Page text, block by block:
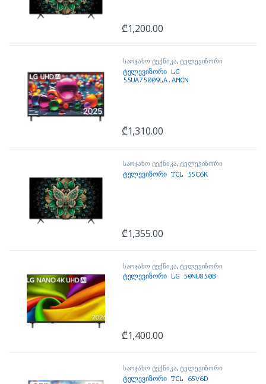
₾1,200.00
საოჯახო ტექნიკა,ტელევიზორი
ტელევიზორი LG
55UA75009LA.AMCN
₾1,310.00
საოჯახო ტექნიკა,ტელევიზორი
ტელევიზორი TCL 55C6K
₾1,355.00
საოჯახო ტექნიკა,ტელევიზორი
ტელევიზორი LG 50NU850B
₾1,400.00
საოჯახო ტექნიკა,ტელევიზორი
ტელევიზორი TCL 65V6D